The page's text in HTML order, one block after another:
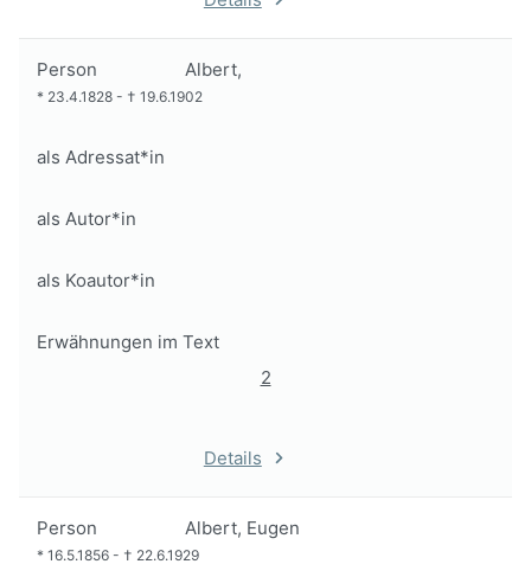
Person Albert,
* 23.4.1828 - † 19.6.1902
als Adressat*in
als Autor*in
als Koautor*in
Erwähnungen im Text
2
Details
Person Albert, Eugen
* 16.5.1856 - † 22.6.1929